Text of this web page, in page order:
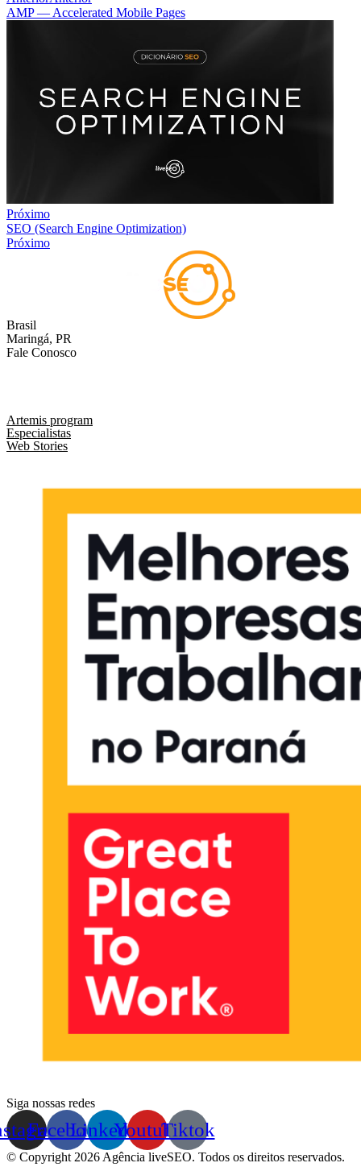
AMP — Accelerated Mobile Pages
Próximo
SEO (Search Engine Optimization)
Próximo
Brasil
Maringá, PR
Fale Conosco
Artemis program
Especialistas
Web Stories
Siga nossas redes
FacebookLinkedinYoutubeTiktok
© Copyright 2026 Agência liveSEO. Todos os direitos reservados.